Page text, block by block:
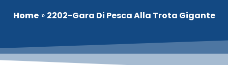
Home » 2202-Gara Di Pesca Alla Trota Gigante